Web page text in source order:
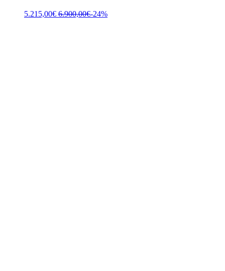
5.215,00€ 6.900,00€-24%